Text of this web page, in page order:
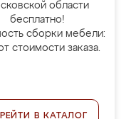
области
бесплатно!
сборки мебели:
стоимости заказа.
В КАТАЛОГ